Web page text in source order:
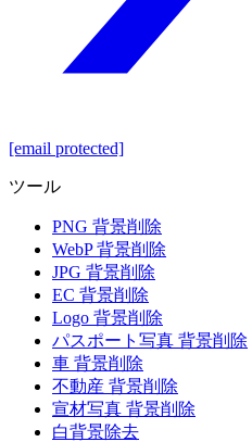
[email protected]
ツール
PNG 背景削除
WebP 背景削除
JPG 背景削除
EC 背景削除
Logo 背景削除
パスポート写真 背景削除
車 背景削除
不動産 背景削除
宣材写真 背景削除
白背景除去